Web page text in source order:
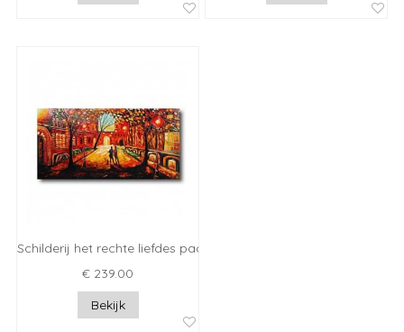
Schilderij het rechte liefdes pad
€ 239.00
Bekijk